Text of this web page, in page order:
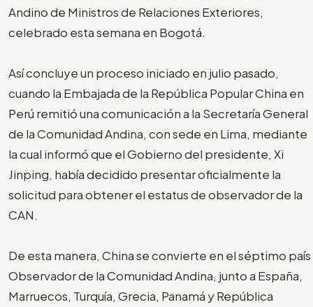
Andino de Ministros de Relaciones Exteriores,
celebrado esta semana en Bogotá.
Así concluye un proceso iniciado en julio pasado,
cuando la Embajada de la República Popular China en
Perú remitió una comunicación a la Secretaría General
de la Comunidad Andina, con sede en Lima, mediante
la cual informó que el Gobierno del presidente, Xi
Jinping, había decidido presentar oficialmente la
solicitud para obtener el estatus de observador de la
CAN.
De esta manera, China se convierte en el séptimo país
Observador de la Comunidad Andina, junto a España,
Marruecos, Turquía, Grecia, Panamá y República